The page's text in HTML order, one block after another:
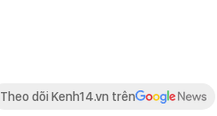
Theo dõi Kenh14.vn trên